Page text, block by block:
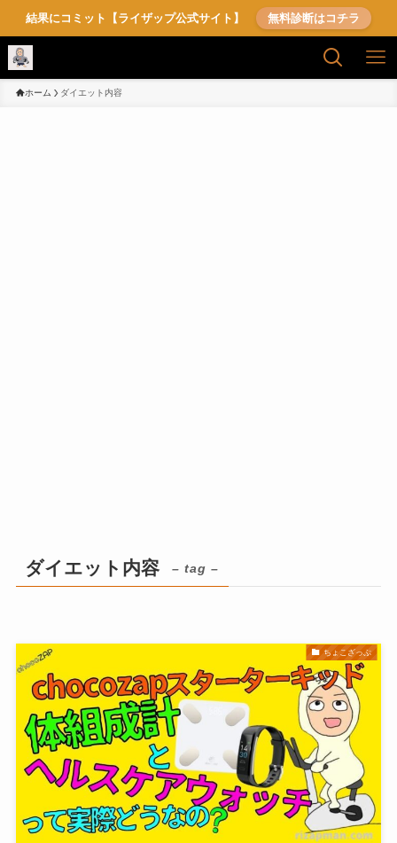
結果にコミット【ライザップ公式サイト】 無料診断はコチラ
ホーム ダイエット内容
ダイエット内容 – tag –
ちょこざっぷ